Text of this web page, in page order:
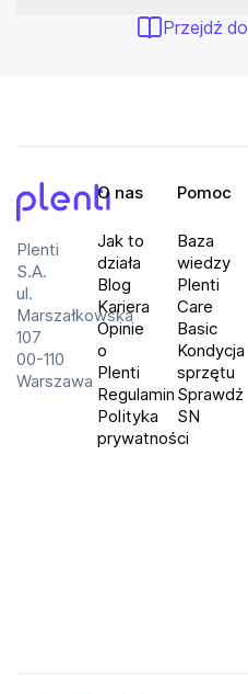
Przejdź
Plenti
S.A.
ul.
Marszałkowska
107
00-110
Warszawa
O nas
Jak to
działa
Blog
Kariera
Opinie
o
Plenti
Regulamin
Polityka
prywatności
Pomoc
Baza
wiedzy
Plenti
Care
Basic
Kondycja
sprzętu
Sprawdź
SN